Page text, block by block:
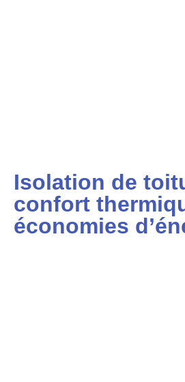
Isolation de
confort
économies